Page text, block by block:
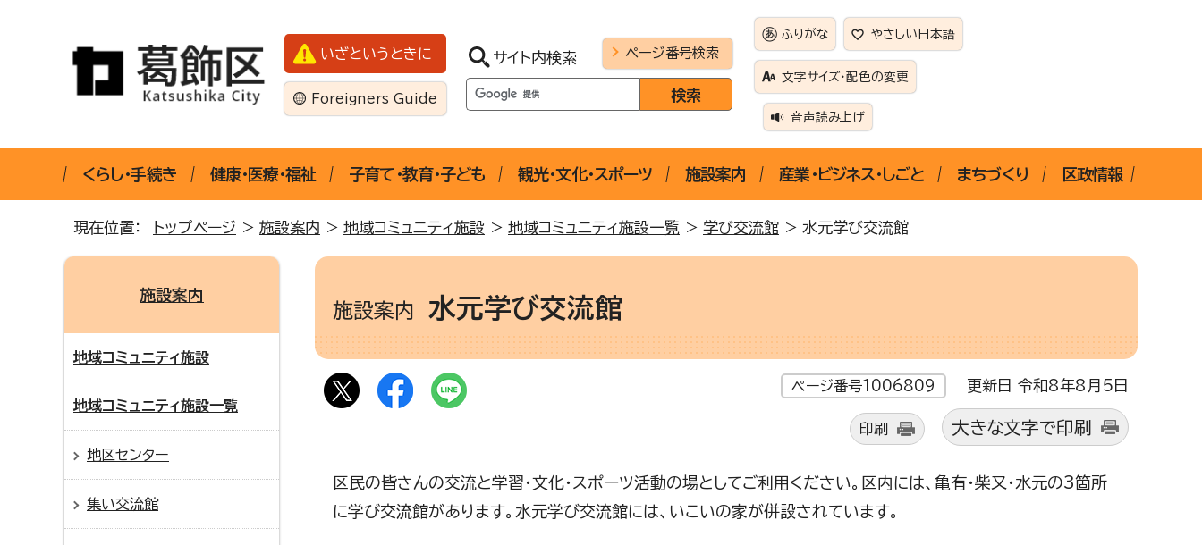
いざというときに
Foreigners Guide
サイト内検索 ページ番号検索
ふりがな やさしい日本語
文字サイズ・配色の変更
音声読み上げ
くらし・手続き 健康・医療・福祉 子育て・教育・子ども 観光・文化・スポーツ 施設案内 産業・ビジネス・しごと まちづくり 区政情報
現在位置： トップページ > 施設案内 > 地域コミュニティ施設 > 地域コミュニティ施設一覧 > 学び交流館 > 水元学び交流館
施設案内 水元学び交流館
ページ番号1006809 更新日 令和8年8月5日
印刷 大きな文字で印刷
区民の皆さんの交流と学習・文化・スポーツ活動の場としてご利用ください。区内には、亀有・柴又・水元の3箇所
に学び交流館があります。水元学び交流館には、いこいの家が併設されています。
施設案内
地域コミュニティ施設
地域コミュニティ施設一覧
地区センター
集い交流館